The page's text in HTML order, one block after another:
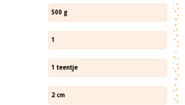
500 g
1
1 teentje
2 cm